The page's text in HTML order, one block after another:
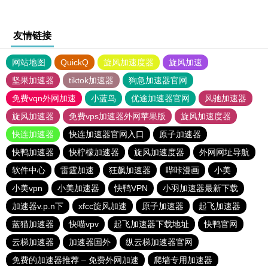
友情链接
网站地图 QuickQ 旋风加速度器
旋风加速
坚果加速器
tiktok加速器
狗急加速器官网
免费vqn外网加速
小蓝鸟 优途加速器官网
风驰加速器
旋风加速器
免费vps加速器外网苹果版
旋风加速度器
快连加速器
快连加速器官网入口
原子加速器
快鸭加速器
快柠檬加速器 旋风加速度器
外网网址导航
软件中心
雷霆加速 狂飙加速器 哔咔漫画
小美
小美vpn
小美加速器 快鸭VPN
小羽加速器最新下载
加速器v.p.n下
xfcc旋风加速 原子加速器
起飞加速器
蓝猫加速器
快喵vpv 起飞加速器下载地址
快鸭官网
云梯加速器
加速器国外
纵云梯加速器官网
免费的加速器推荐 – 免费外网加速
爬墙专用加速器